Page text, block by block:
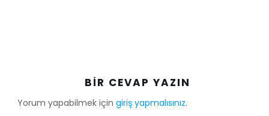
BIR CEVAP YAZIN
Yorum yapabilmek için giriş yapmalısınız.